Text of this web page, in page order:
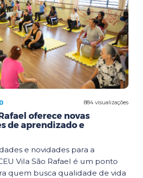
884 visualizações
oferece novas
de aprendizado e
e novidades para a
Vila São Rafael é um ponto
quem busca qualidade de vida